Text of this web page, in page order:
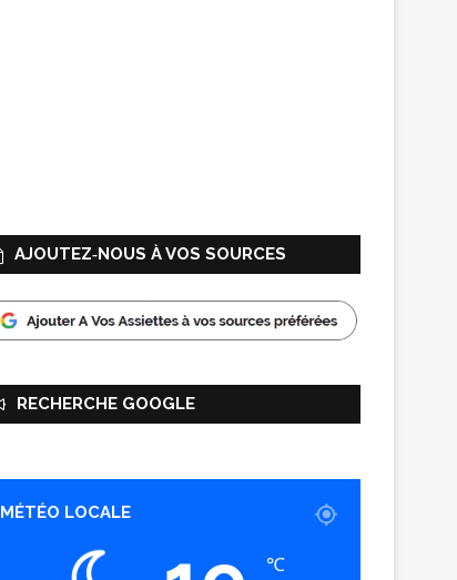
AJOUTEZ‑NOUS À VOS SOURCES
RECHERCHE GOOGLE
MÉTÉO LOCALE
℃